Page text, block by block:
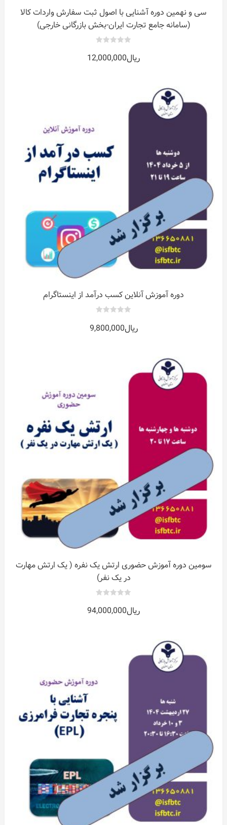
سی و نهمین دوره آشنایی با اصول ثبت سفارش واردات کالا
(سامانه جامع تجارت ایران-بخش بازرگانی خارجی)
out
of
ریال12,000,000
دوره آموزش آنلاین کسب درآمد از اینستاگرام
out
of
ریال9,800,000
سومین دوره آموزش حضوری ارتش یک نفره ( یک ارتش مهارت
در یک نفر)
out
of
ریال94,000,000